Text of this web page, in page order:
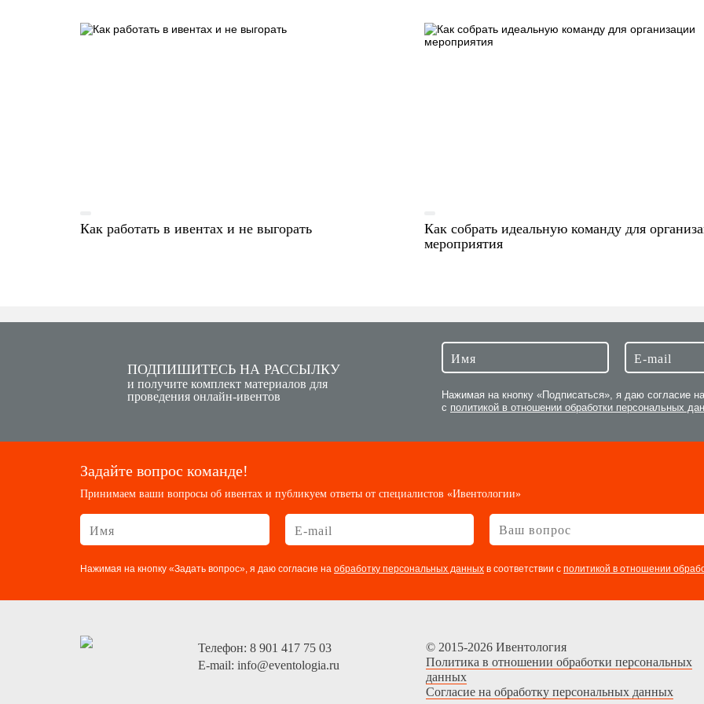
Как работать в ивентах и не выгорать
Как собрать идеальную команду для
мероприятия
ПОДПИШИТЕСЬ НА РАССЫЛКУ
и получите комплект материалов для
проведения онлайн-ивентов
Нажимая на кнопку «Подписаться», я даю согласие
с политикой в отношении обработки персональных
Задайте вопрос команде!
Принимаем ваши вопросы об ивентах и публикуем ответы от специалистов «Ивентологии»
Нажимая на кнопку «Задать вопрос», я даю согласие на обработку персональных данных в соответствии с политикой в отношении
Телефон: 8 901 417 75 03
E-mail: info@eventologia.ru
© 2015-2026 Ивентология
Политика в отношении обработки персональных
данных
Согласие на обработку персональных данных